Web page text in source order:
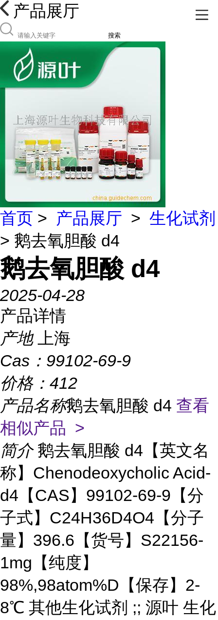
产品展厅
搜索
首页 > 产品展厅 > 生化试剂
> 鹅去氧胆酸 d4
鹅去氧胆酸 d4
2025-04-28
产品详情
产地
上海
Cas： 99102-69-9
价格： 412
产品名称鹅去氧胆酸 d4 查看
相似产品 >
简介 鹅去氧胆酸 d4【英文名
称】Chenodeoxycholic Acid-
d4【CAS】99102-69-9【分
子式】C24H36D4O4【分子
量】396.6【货号】S22156-
1mg【纯度】
98%,98atom%D【保存】2-
8℃ 其他生化试剂 ;; 源叶 生化